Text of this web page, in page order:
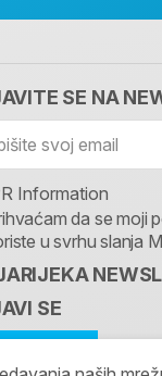
SE NA
Information
da se moji
u svrhu slanja
SE